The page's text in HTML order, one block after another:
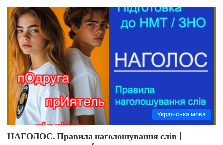
Українська мова
НАГОЛОС. Правила наголошування слів |